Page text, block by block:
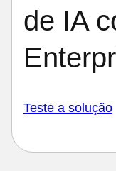
de IA
Teste a solução